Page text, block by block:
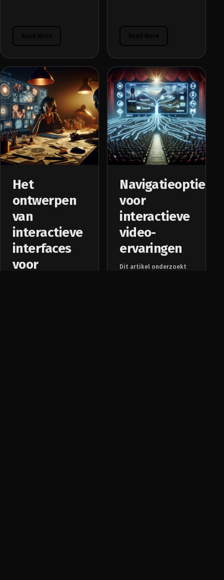
Het
ontwerpen
van
interactieve
interfaces
voor
Navigatieopties
voor
interactieve
video-
ervaringen
Dit artikel onderzoekt